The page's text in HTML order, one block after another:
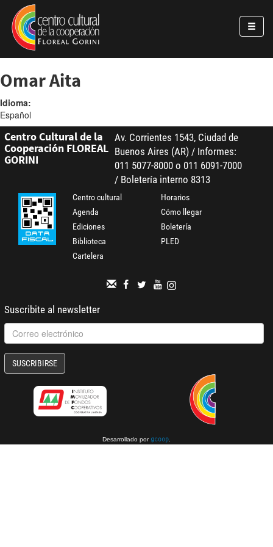
Pasar al contenido principal
Jump to main content
Omar Aita
Idioma:
Español
Centro Cultural de la
Cooperación FLOREAL
GORINI
Av. Corrientes 1543, Ciudad de
Buenos Aires (AR) / Informes:
011 5077-8000 o 011 6091-7000
/ Boletería interno 8313
Centro cultural
Agenda
Ediciones
Biblioteca
Cartelera
Horarios
Cómo llegar
Boletería
PLED
Suscribite al newsletter
SUSCRIBIRSE
Desarrollado por gcoop.